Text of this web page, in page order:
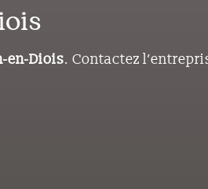
en-Diois. Contactez